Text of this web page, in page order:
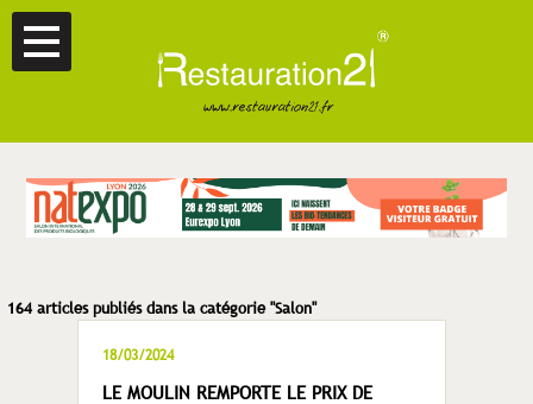
164 articles publiés dans la catégorie "Salon"
18/03/2024
LE MOULIN REMPORTE LE PRIX DE